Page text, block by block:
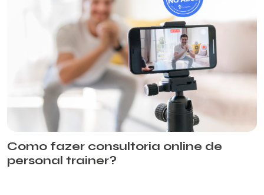
Como fazer consultoria online de
personal trainer?